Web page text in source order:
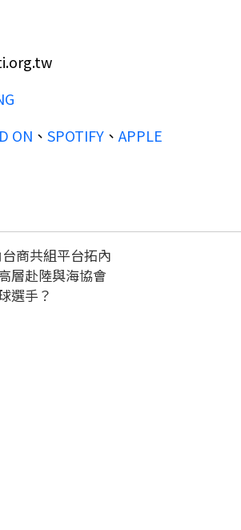
ON 、SPOTIFY 、APPLE
商共組平台拓內
層赴陸與海協會
選手？